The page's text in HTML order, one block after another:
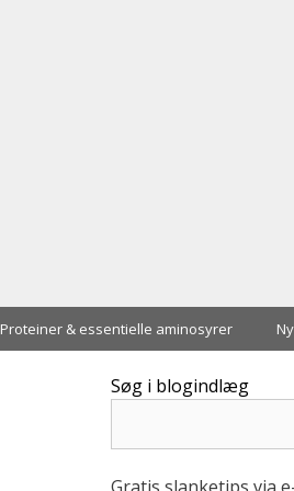
Proteiner & essentielle aminosyrer
Søg i blogindlæg